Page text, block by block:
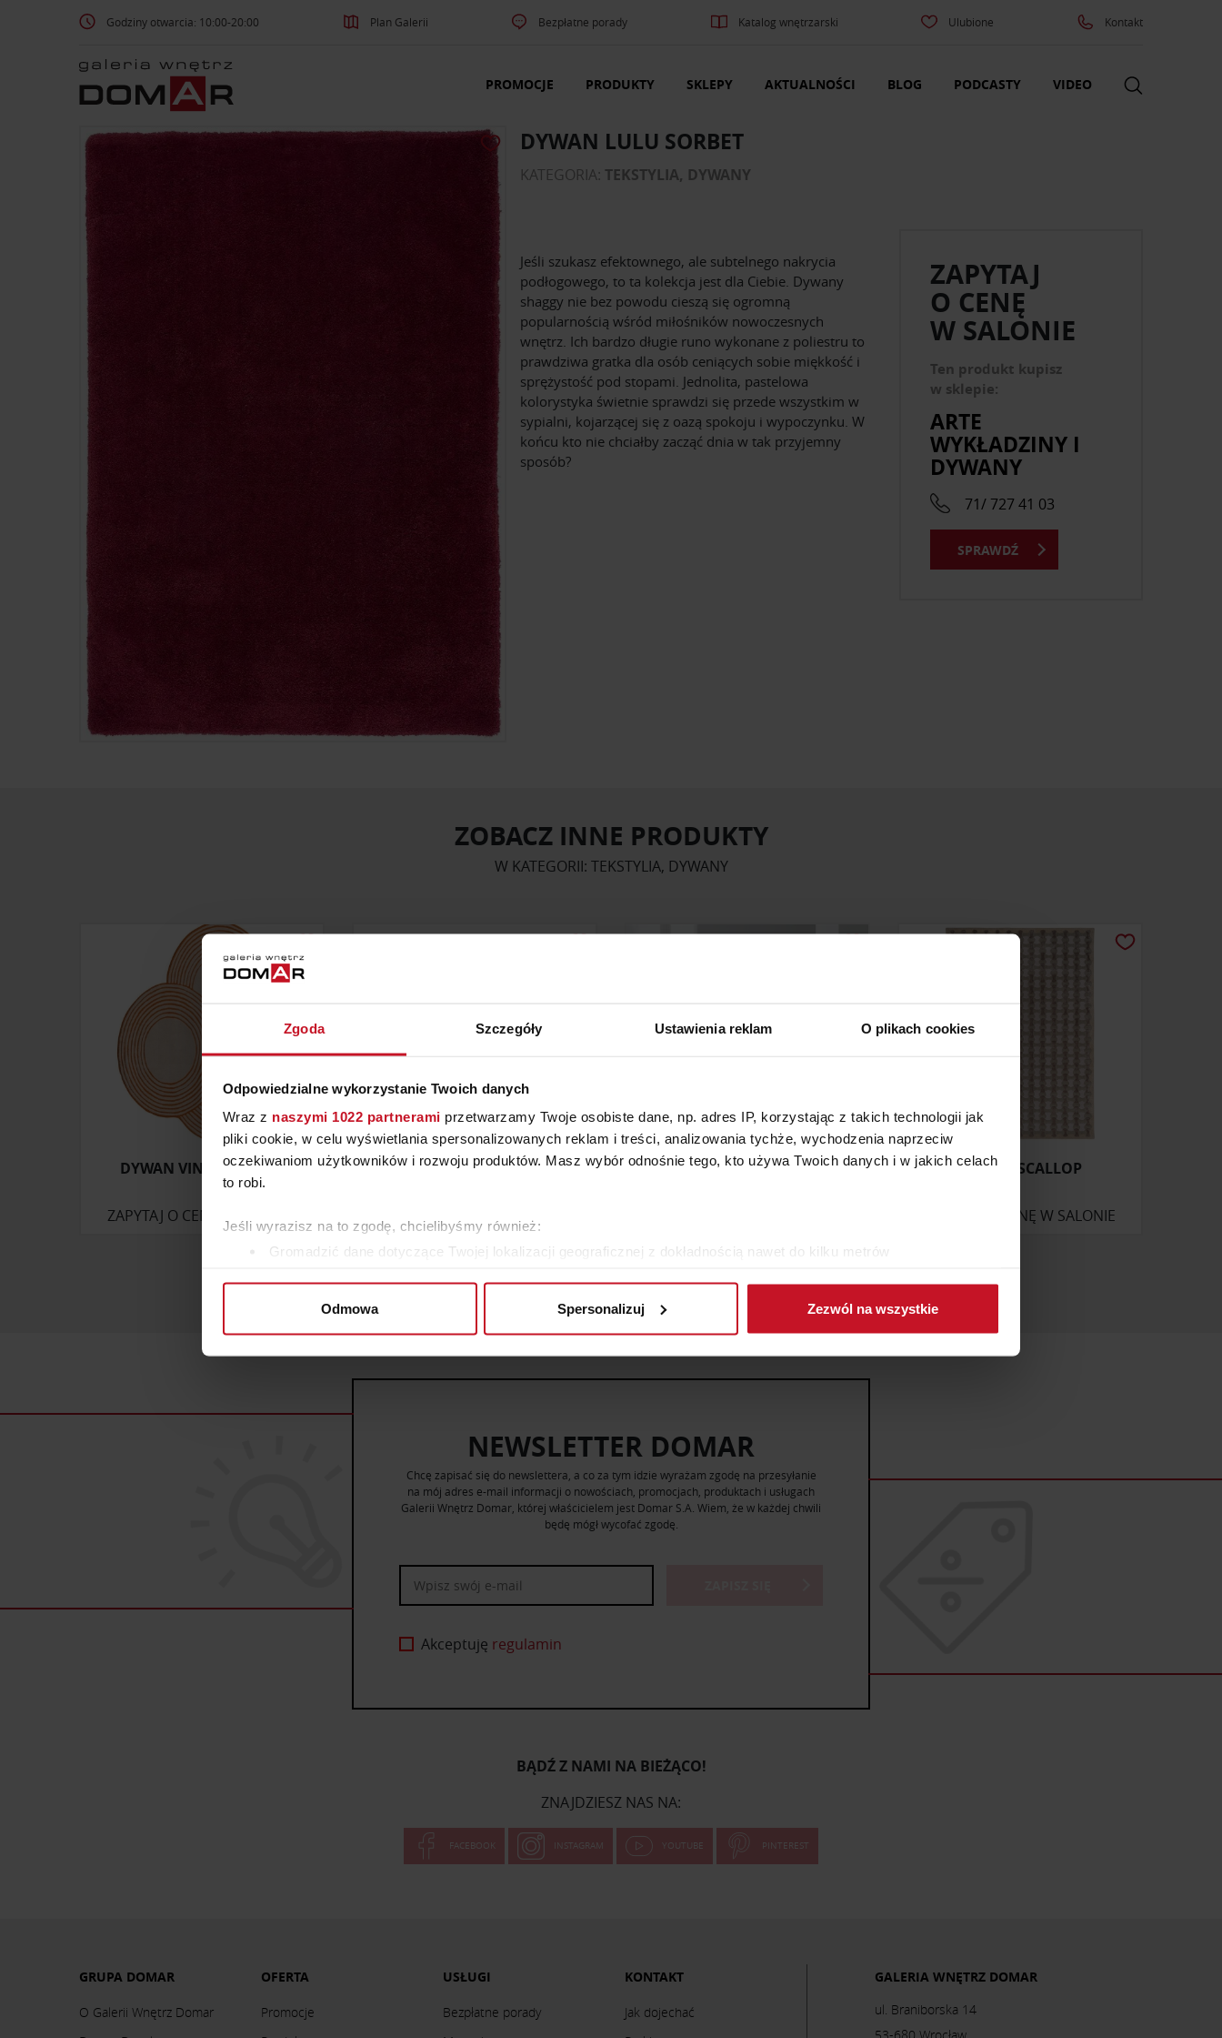
Zgoda Szczegóły Ustawienia reklam O plikach cookies
Odpowiedzialne wykorzystanie Twoich danych
Wraz z naszymi 1022 partnerami przetwarzamy Twoje osobiste dane, np. adres IP, korzystając z takich technologii jak
pliki cookie, w celu wyświetlania spersonalizowanych reklam i treści, analizowania tychże, wychodzenia naprzeciw
oczekiwaniom użytkowników i rozwoju produktów. Masz wybór odnośnie tego, kto używa Twoich danych i w jakich celach
to robi.
Jeśli wyrazisz na to zgodę, chcielibyśmy również:
Gromadzić dane dotyczące Twojej lokalizacji geograficznej z dokładnością nawet do kilku metrów
Dowiedz się więcej odnośnie tego, jak Twoje osobiste dane są przetwarzane oraz ustaw własne preferencje w
Wykorzystujemy pliki cookie do spersonalizowania treści i reklam, aby oferować funkcje społecznościowe i analizować
uzyskanymi podczas korzystania z ich usług.
Odmowa Spersonalizuj Zezwól na wszystkie
Godziny otwarcia: 10:00-20:00 Plan Galerii Bezpłatne porady Katalog wnętrzarski Ulubione Kontakt
PROMOCJE PRODUKTY SKLEPY AKTUALNOŚCI BLOG PODCASTY VIDEO
DYWAN LULU SORBET
KATEGORIA: TEKSTYLIA, DYWANY
Jeśli szukasz efektownego, ale subtelnego nakrycia
podłogowego, to ta kolekcja jest dla Ciebie. Dywany
shaggy nie bez powodu cieszą się ogromną
popularnością wśród miłośników nowoczesnych
wnętrz. Ich bardzo długie runo wykonane z poliestru to
prawdziwa gratka dla osób ceniących sobie miękkość i
sprężystość pod stopami. Jednolita, pastelowa
kolorystyka świetnie sprawdzi się przede wszystkim w
sypialni, kojarzącej się z oazą spokoju i wypoczynku. W
końcu kto nie chciałby zacząć dnia w tak przyjemny
sposób?
ZAPYTAJ
O CENĘ
W SALONIE
Ten produkt kupisz
w sklepie:
ARTE
WYKŁADZINY I
DYWANY
71/ 727 41 03
SPRAWDŹ
ZOBACZ INNE PRODUKTY
W KATEGORII: TEKSTYLIA, DYWANY
DYWAN VINYL RECORD
ZAPYTAJ O CENĘ W SALONIE
PODUSZKI AKSAMITNE ORE
ZAPYTAJ O CENĘ W SALONIE
MODEL POŚCIELI STEHSAUM
DYWAN SCALLOP
ZAPYTAJ O CENĘ W SALONIE
WIĘCEJ PRODUKTÓW Z TEJ KATEGORII
NEWSLETTER DOMAR
Chcę zapisać się do newslettera, a co za tym idzie wyrażam zgodę na przesyłanie
na mój adres e-mail informacji o nowościach, promocjach, produktach i usługach
Galerii Wnętrz Domar, której właścicielem jest Domar S.A. Wiem, że w każdej chwili
będę mógł wycofać zgodę.
Akceptuję regulamin
BĄDŹ Z NAMI NA BIEŻĄCO!
ZNAJDZIESZ NAS NA:
FACEBOOK INSTAGRAM YOUTUBE PINTEREST
GRUPA DOMAR
O Galerii Wnętrz Domar
OFERTA
Promocje
USŁUGI
Bezpłatne porady
KONTAKT
Jak dojechać
GALERIA WNĘTRZ DOMAR
ul. Braniborska 14
53-680 Wrocław